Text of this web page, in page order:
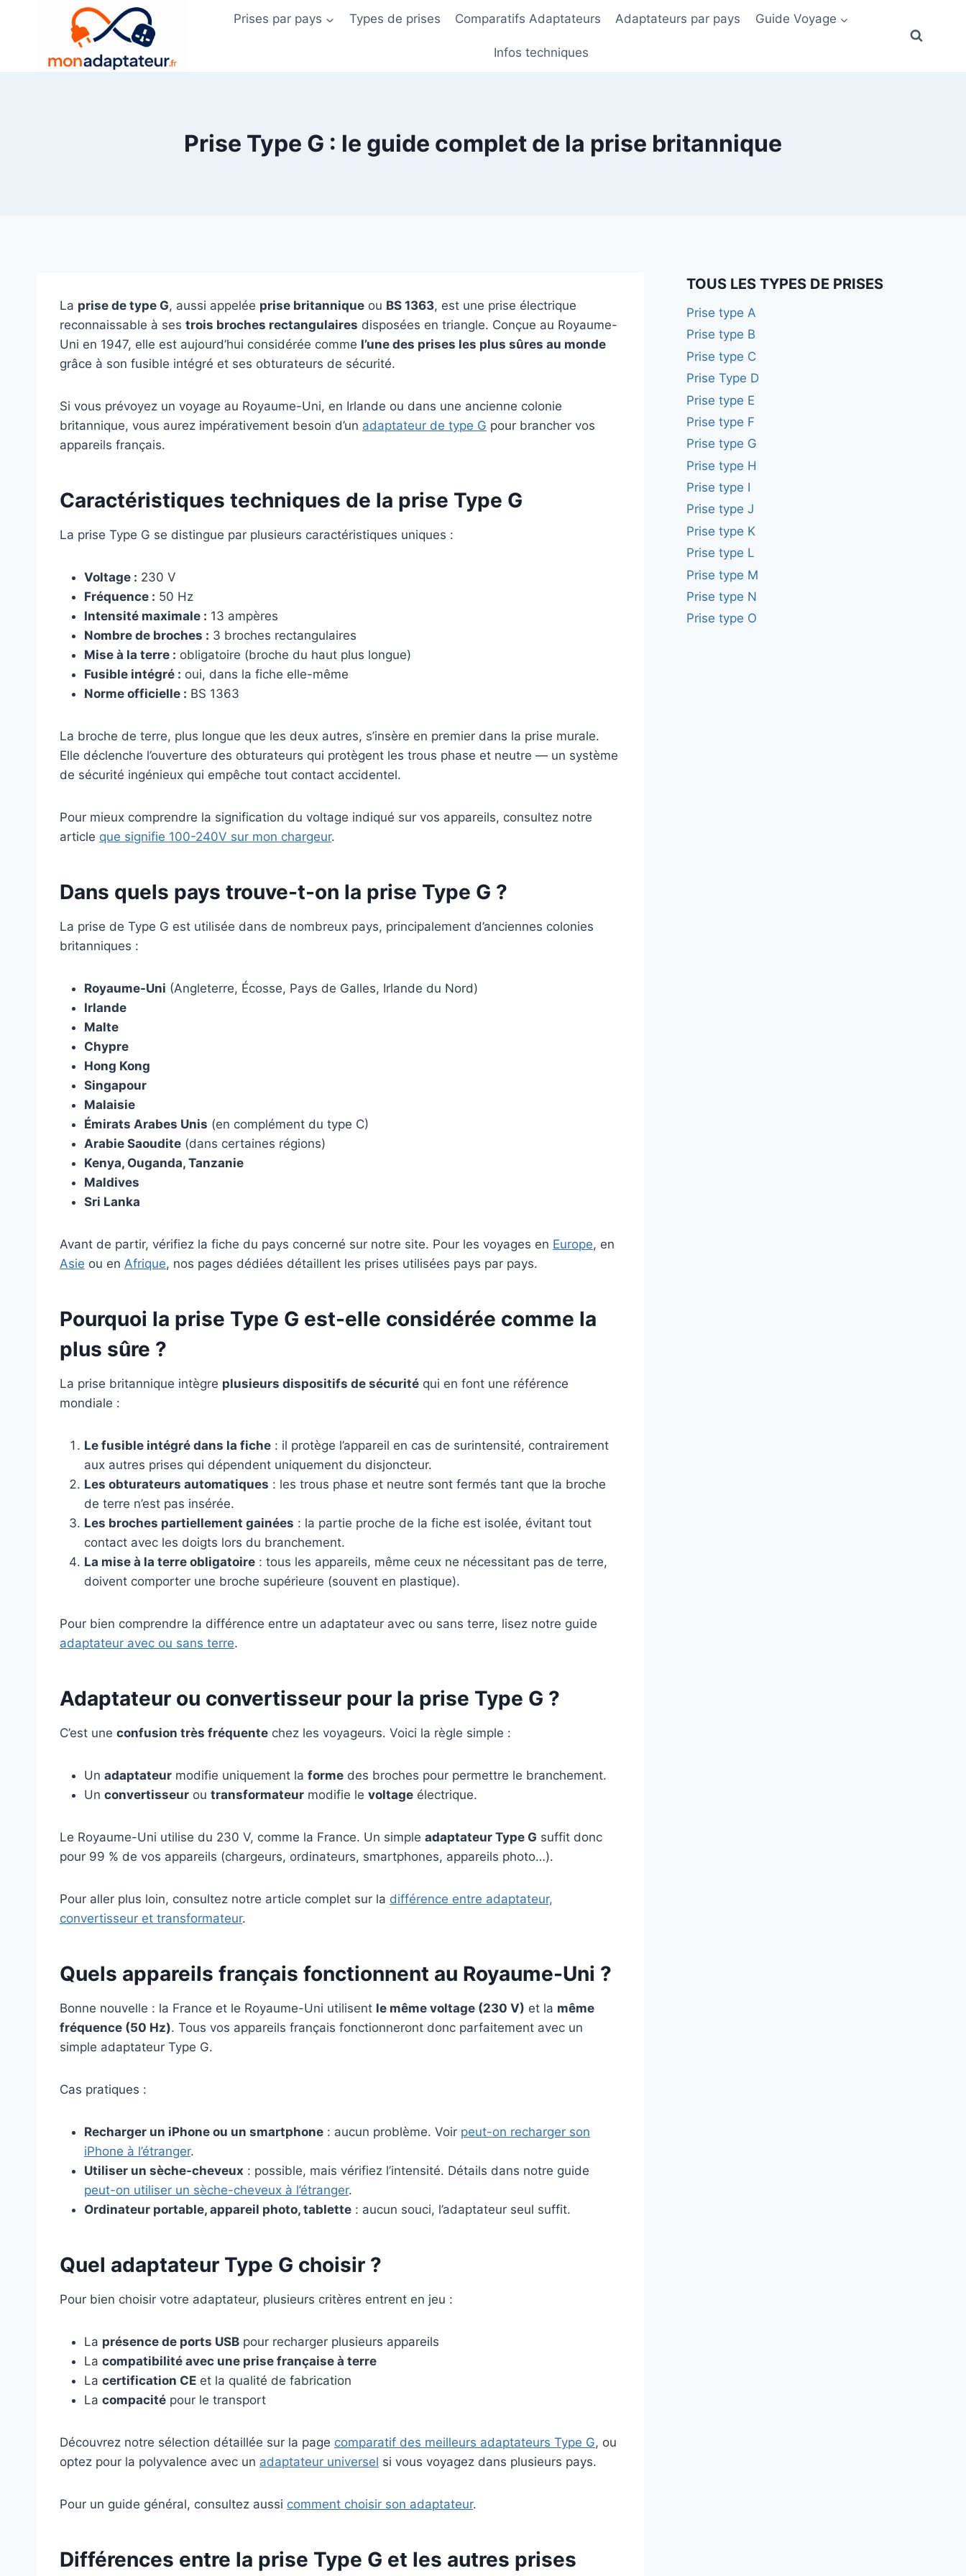
Prises par pays Types de prises Comparatifs Adaptateurs Adaptateurs par pays Guide Voyage
Infos techniques
Prise Type G : le guide complet de la prise britannique
La prise de type G, aussi appelée prise britannique ou BS 1363, est une prise électrique
reconnaissable à ses trois broches rectangulaires disposées en triangle. Conçue au Royaume-
Uni en 1947, elle est aujourd’hui considérée comme l’une des prises les plus sûres au monde
grâce à son fusible intégré et ses obturateurs de sécurité.
Si vous prévoyez un voyage au Royaume-Uni, en Irlande ou dans une ancienne colonie
britannique, vous aurez impérativement besoin d’un adaptateur de type G pour brancher vos
appareils français.
Caractéristiques techniques de la prise Type G
La prise Type G se distingue par plusieurs caractéristiques uniques :
Voltage : 230 V
Fréquence : 50 Hz
Intensité maximale : 13 ampères
Nombre de broches : 3 broches rectangulaires
Mise à la terre : obligatoire (broche du haut plus longue)
Fusible intégré : oui, dans la fiche elle-même
Norme officielle : BS 1363
La broche de terre, plus longue que les deux autres, s’insère en premier dans la prise murale.
Elle déclenche l’ouverture des obturateurs qui protègent les trous phase et neutre — un système
de sécurité ingénieux qui empêche tout contact accidentel.
Pour mieux comprendre la signification du voltage indiqué sur vos appareils, consultez notre
article que signifie 100-240V sur mon chargeur.
Dans quels pays trouve-t-on la prise Type G ?
La prise de Type G est utilisée dans de nombreux pays, principalement d’anciennes colonies
britanniques :
Royaume-Uni (Angleterre, Écosse, Pays de Galles, Irlande du Nord)
Irlande
Malte
Chypre
Hong Kong
Singapour
Malaisie
Émirats Arabes Unis (en complément du type C)
Arabie Saoudite (dans certaines régions)
Kenya, Ouganda, Tanzanie
Maldives
Sri Lanka
Avant de partir, vérifiez la fiche du pays concerné sur notre site. Pour les voyages en Europe, en
Asie ou en Afrique, nos pages dédiées détaillent les prises utilisées pays par pays.
Pourquoi la prise Type G est-elle considérée comme la
plus sûre ?
La prise britannique intègre plusieurs dispositifs de sécurité qui en font une référence
mondiale :
Le fusible intégré dans la fiche : il protège l’appareil en cas de surintensité, contrairement
aux autres prises qui dépendent uniquement du disjoncteur.
Les obturateurs automatiques : les trous phase et neutre sont fermés tant que la broche
de terre n’est pas insérée.
Les broches partiellement gainées : la partie proche de la fiche est isolée, évitant tout
contact avec les doigts lors du branchement.
La mise à la terre obligatoire : tous les appareils, même ceux ne nécessitant pas de terre,
doivent comporter une broche supérieure (souvent en plastique).
Pour bien comprendre la différence entre un adaptateur avec ou sans terre, lisez notre guide
adaptateur avec ou sans terre.
Adaptateur ou convertisseur pour la prise Type G ?
C’est une confusion très fréquente chez les voyageurs. Voici la règle simple :
Un adaptateur modifie uniquement la forme des broches pour permettre le branchement.
Un convertisseur ou transformateur modifie le voltage électrique.
Le Royaume-Uni utilise du 230 V, comme la France. Un simple adaptateur Type G suffit donc
pour 99 % de vos appareils (chargeurs, ordinateurs, smartphones, appareils photo…).
Pour aller plus loin, consultez notre article complet sur la différence entre adaptateur,
convertisseur et transformateur.
Quels appareils français fonctionnent au Royaume-Uni ?
Bonne nouvelle : la France et le Royaume-Uni utilisent le même voltage (230 V) et la même
fréquence (50 Hz). Tous vos appareils français fonctionneront donc parfaitement avec un
simple adaptateur Type G.
Cas pratiques :
Recharger un iPhone ou un smartphone : aucun problème. Voir peut-on recharger son
iPhone à l’étranger.
Utiliser un sèche-cheveux : possible, mais vérifiez l’intensité. Détails dans notre guide
peut-on utiliser un sèche-cheveux à l’étranger.
Ordinateur portable, appareil photo, tablette : aucun souci, l’adaptateur seul suffit.
Quel adaptateur Type G choisir ?
Pour bien choisir votre adaptateur, plusieurs critères entrent en jeu :
La présence de ports USB pour recharger plusieurs appareils
La compatibilité avec une prise française à terre
La certification CE et la qualité de fabrication
La compacité pour le transport
Découvrez notre sélection détaillée sur la page comparatif des meilleurs adaptateurs Type G, ou
optez pour la polyvalence avec un adaptateur universel si vous voyagez dans plusieurs pays.
Pour un guide général, consultez aussi comment choisir son adaptateur.
Différences entre la prise Type G et les autres prises
TOUS LES TYPES DE PRISES
Prise type A
Prise type B
Prise type C
Prise Type D
Prise type E
Prise type F
Prise type G
Prise type H
Prise type I
Prise type J
Prise type K
Prise type L
Prise type M
Prise type N
Prise type O